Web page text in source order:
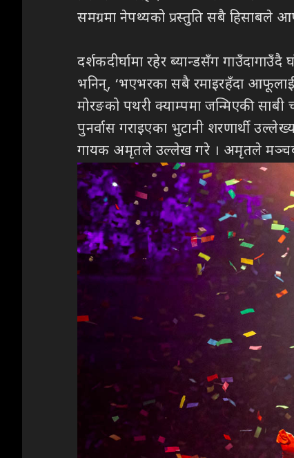
समग्रमा नेपथ्यको प्रस्तुति सबै हिसाबले
दर्शकदीर्घामा रहेर ब्यान्डसँग
भनिन्, ‘भएभरका सबै रमाइरहँदा आफूलाई
मोरङको पथरी क्याम्पमा जन्मिएकी साबी
पुनर्वास गराइएका भुटानी शरणार्थी
गायक अमृतले उल्लेख गरे । अमृतले मञ्चबाटै